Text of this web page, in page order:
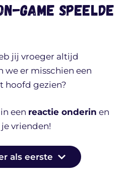
game speelde
jij vroeger altijd
we er misschien een
hoofd gezien?
een reactie onderin en
vrienden!
als eerste